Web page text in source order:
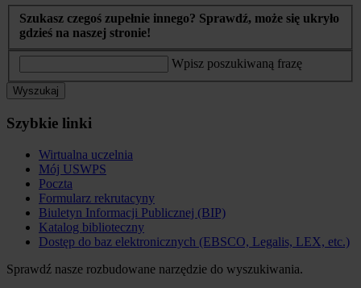
Szukasz czegoś zupełnie innego? Sprawdź, może się ukryło
gdzieś na naszej stronie!
Wpisz poszukiwaną frazę
Wyszukaj
Szybkie linki
Wirtualna uczelnia
Mój USWPS
Poczta
Formularz rekrutacyny
Biuletyn Informacji Publicznej (BIP)
Katalog biblioteczny
Dostęp do baz elektronicznych (EBSCO, Legalis, LEX, etc.)
Sprawdź nasze rozbudowane narzędzie do wyszukiwania.